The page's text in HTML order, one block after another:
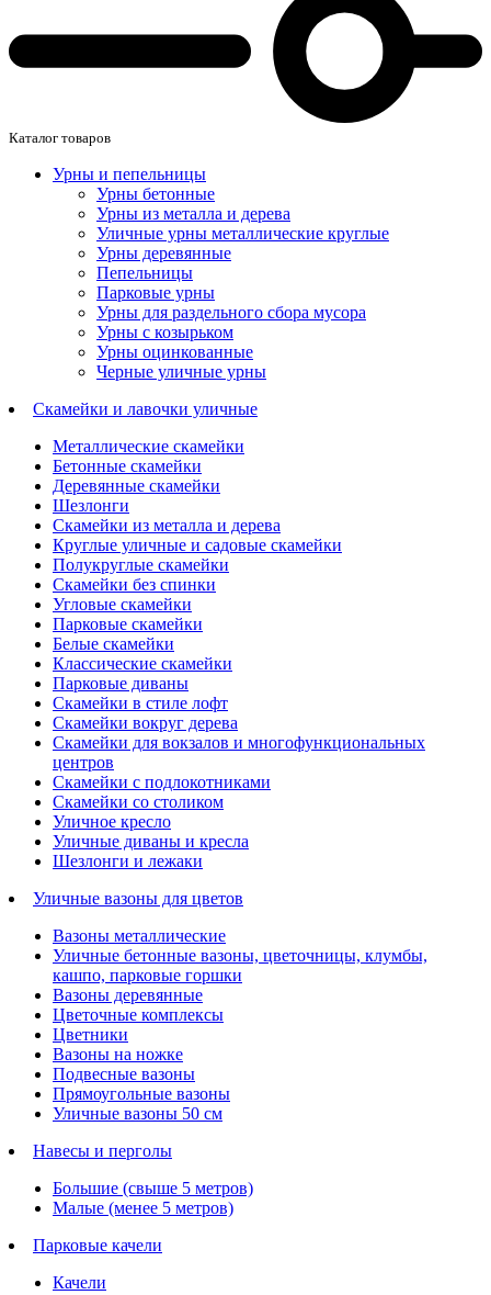
Каталог товаров
Урны и пепельницы
Урны бетонные
Урны из металла и дерева
Уличные урны металлические круглые
Урны деревянные
Пепельницы
Парковые урны
Урны для раздельного сбора мусора
Урны с козырьком
Урны оцинкованные
Черные уличные урны
Скамейки и лавочки уличные
Металлические скамейки
Бетонные скамейки
Деревянные скамейки
Шезлонги
Скамейки из металла и дерева
Круглые уличные и садовые скамейки
Полукруглые скамейки
Скамейки без спинки
Угловые скамейки
Парковые скамейки
Белые скамейки
Классические скамейки
Парковые диваны
Скамейки в стиле лофт
Скамейки вокруг дерева
Скамейки для вокзалов и многофункциональных
центров
Скамейки с подлокотниками
Скамейки со столиком
Уличное кресло
Уличные диваны и кресла
Шезлонги и лежаки
Уличные вазоны для цветов
Вазоны металлические
Уличные бетонные вазоны, цветочницы, клумбы,
кашпо, парковые горшки
Вазоны деревянные
Цветочные комплексы
Цветники
Вазоны на ножке
Подвесные вазоны
Прямоугольные вазоны
Уличные вазоны 50 см
Навесы и перголы
Большие (свыше 5 метров)
Малые (менее 5 метров)
Парковые качели
Качели